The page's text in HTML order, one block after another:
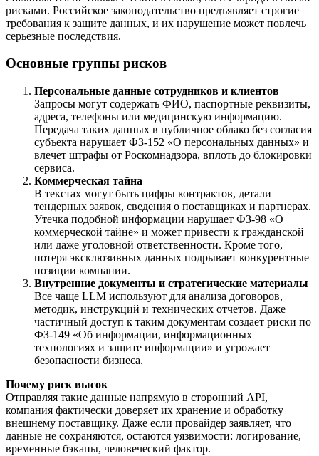
рисками. Российское законодательство предъявляет строгие
требования к защите данных, и их нарушение может повлечь
серьезные последствия.
Основные группы рисков
Персональные данные сотрудников и клиентов
Запросы могут содержать ФИО, паспортные реквизиты,
адреса, телефоны или медицинскую информацию.
Передача таких данных в публичное облако без согласия
субъекта нарушает ФЗ-152 «О персональных данных» и
влечет штрафы от Роскомнадзора, вплоть до блокировки
сервиса.
Коммерческая тайна
В текстах могут быть цифры контрактов, детали
тендерных заявок, сведения о поставщиках и партнерах.
Утечка подобной информации нарушает ФЗ-98 «О
коммерческой тайне» и может привести к гражданской
или даже уголовной ответственности. Кроме того,
потеря эксклюзивных данных подрывает конкурентные
позиции компании.
Внутренние документы и стратегические материалы
Все чаще LLM используют для анализа договоров,
методик, инструкций и технических отчетов. Даже
частичный доступ к таким документам создает риски по
ФЗ-149 «Об информации, информационных
технологиях и защите информации» и угрожает
безопасности бизнеса.
Почему риск высок
Отправляя такие данные напрямую в сторонний API,
компания фактически доверяет их хранение и обработку
внешнему поставщику. Даже если провайдер заявляет, что
данные не сохраняются, остаются уязвимости: логирование,
временные бэкапы, человеческий фактор.